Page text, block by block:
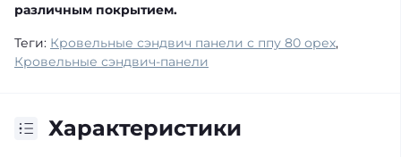
различным покрытием.
Теги: Кровельные сэндвич панели с ппу 80 орех,
Кровельные сэндвич-панели
Характеристики